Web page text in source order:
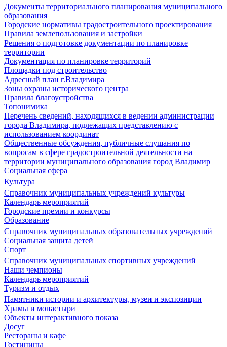
Документы территориального планирования муниципального
образования
Городские нормативы градостроительного проектирования
Правила землепользования и застройки
Решения о подготовке документации по планировке
территории
Документация по планировке территорий
Площадки под строительство
Адресный план г.Владимира
Зоны охраны исторического центра
Правила благоустройства
Топонимика
Перечень сведений, находящихся в ведении администрации
города Владимира, подлежащих представлению с
использованием координат
Общественные обсуждения, публичные слушания по
вопросам в сфере градостроительной деятельности на
территории муниципального образования город Владимир
Социальная сфера
Культура
Справочник муниципальных учреждений культуры
Календарь мероприятий
Городские премии и конкурсы
Образование
Справочник муниципальных образовательных учреждений
Социальная защита детей
Спорт
Справочник муниципальных спортивных учреждений
Наши чемпионы
Календарь мероприятий
Туризм и отдых
Памятники истории и архитектуры, музеи и экспозиции
Храмы и монастыри
Объекты интерактивного показа
Досуг
Рестораны и кафе
Гостиницы